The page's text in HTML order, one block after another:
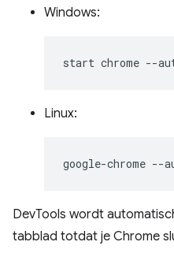
Windows:
start chrome
Linux:
google-chrome
DevTools wordt
tabblad totdat je Chrome